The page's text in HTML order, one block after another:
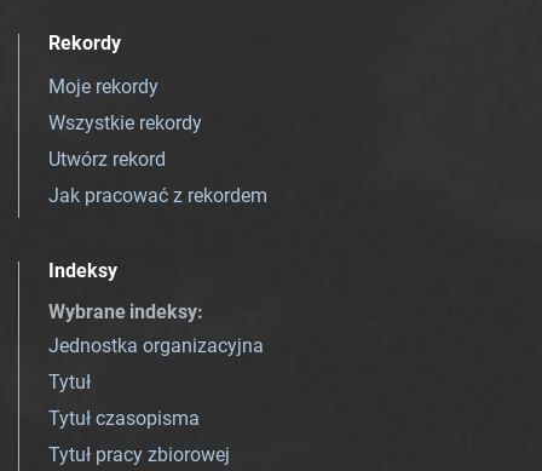
Rekordy
Moje rekordy
Wszystkie rekordy
Utwórz rekord
Jak pracować z rekordem
Indeksy
Wybrane indeksy:
Jednostka organizacyjna
Tytuł
Tytuł czasopisma
Tytuł pracy zbiorowej